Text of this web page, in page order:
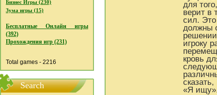
Бизнес Игры (230)
Зума игры (15)
Бесплатные Онлайн игры
(392)
Прохождения игр (231)
Total games - 2216
Search
для
верит в
сил.
должны
игроку
кровь
«Я